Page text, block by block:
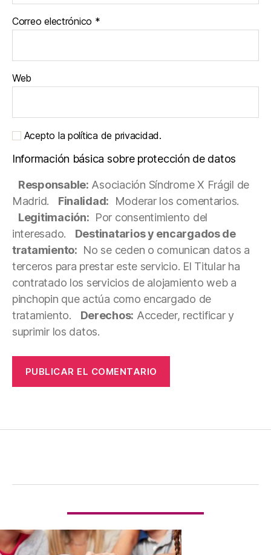
Correo electrónico *
Web
Acepto la política de privacidad.
Información básica sobre protección de datos
Responsable: Asociación Síndrome X Frágil de
Madrid.
Finalidad: Moderar los comentarios.
Legitimación: Por consentimiento del
interesado.
Destinatarios y encargados de
tratamiento: No se ceden o comunican datos a
terceros para prestar este servicio. El Titular ha
contratado los servicios de alojamiento web a
pinchopin que actúa como encargado de
tratamiento.
Derechos: Acceder, rectificar y
suprimir los datos.